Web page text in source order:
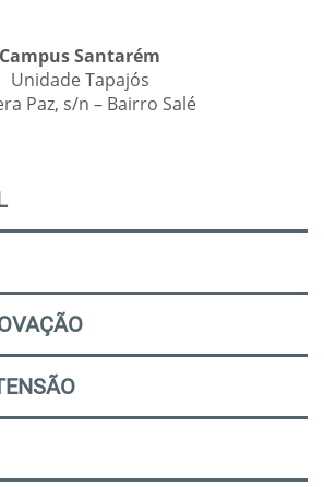
Campus Santarém
Unidade Tapajós
Paz, s/n – Bairro Salé